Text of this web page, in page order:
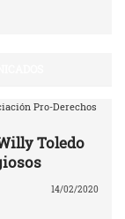
Pro-Derechos
Toledo
14/02/2020